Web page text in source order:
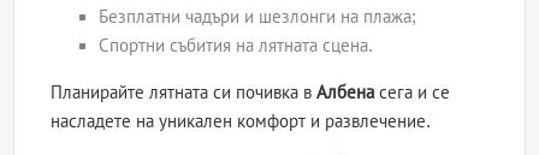
Безплатни чадъри и шезлонги на плажа;
Спортни събития на лятната сцена.
Планирайте лятната си почивка вАлбена сега и се
насладете на уникален комфорт и развлечение.